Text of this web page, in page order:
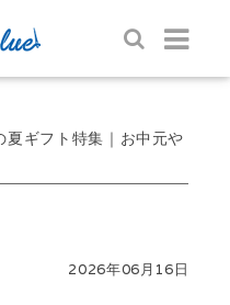
夏ギフト特集｜お中元や
2026年06月16日